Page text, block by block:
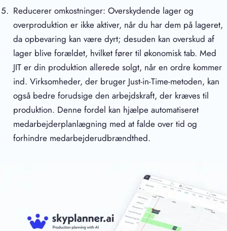
Reducerer omkostninger: Overskydende lager og
overproduktion er ikke aktiver, når du har dem på lageret,
da opbevaring kan være dyrt; desuden kan overskud af
lager blive forældet, hvilket fører til økonomisk tab. Med
JIT er din produktion allerede solgt, når en ordre kommer
ind. Virksomheder, der bruger Just-in-Time-metoden, kan
også bedre forudsige den arbejdskraft, der kræves til
produktion. Denne fordel kan hjælpe automatiseret
medarbejderplanlægning med at falde over tid og
forhindre medarbejderudbrændthed.